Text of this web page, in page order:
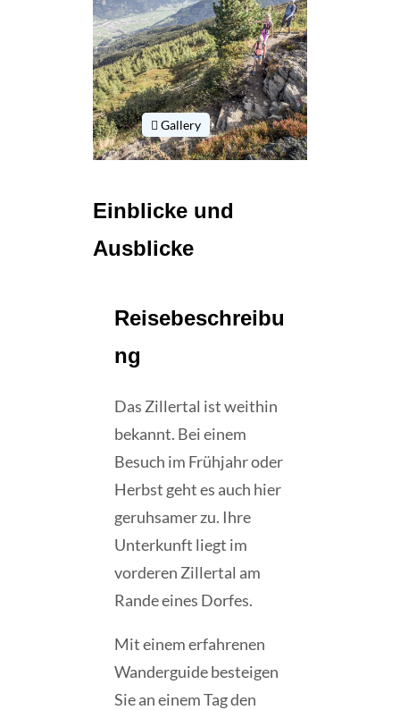
Gallery
Einblicke und
Ausblicke
Reisebeschreibu
ng
Das Zillertal ist weithin
bekannt. Bei einem
Besuch im Frühjahr oder
Herbst geht es auch hier
geruhsamer zu. Ihre
Unterkunft liegt im
vorderen Zillertal am
Rande eines Dorfes.
Mit einem erfahrenen
Wanderguide besteigen
Sie an einem Tag den